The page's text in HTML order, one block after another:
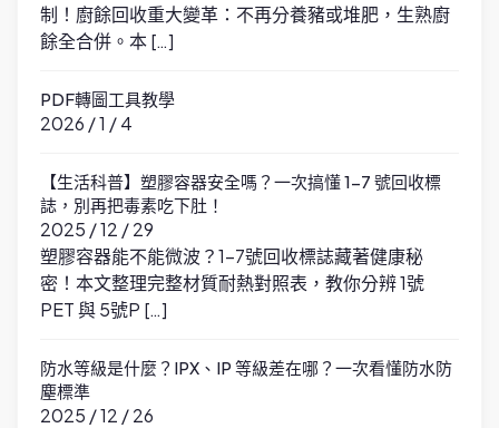
制！廚餘回收重大變革：不再分養豬或堆肥，生熟廚
餘全合併。本 […]
PDF轉圖工具教學
2026 / 1 / 4
【生活科普】塑膠容器安全嗎？一次搞懂 1-7 號回收標
誌，別再把毒素吃下肚！
2025 / 12 / 29
塑膠容器能不能微波？1-7號回收標誌藏著健康秘
密！本文整理完整材質耐熱對照表，教你分辨 1號
PET 與 5號P […]
防水等級是什麼？IPX、IP 等級差在哪？一次看懂防水防
塵標準
2025 / 12 / 26